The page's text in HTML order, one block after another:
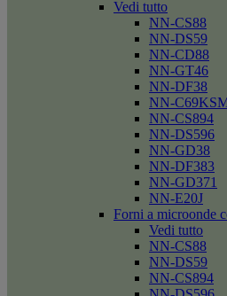
Vedi tutto
NN-CS88
NN-DS59
NN-CD88
NN-GT46
NN-DF38
NN-
NN-CS894
NN-DS596
NN-GD38
NN-DF383
NN-GD371
NN-E20J
Forni a microonde
Vedi tutto
NN-CS88
NN-DS59
NN-CS894